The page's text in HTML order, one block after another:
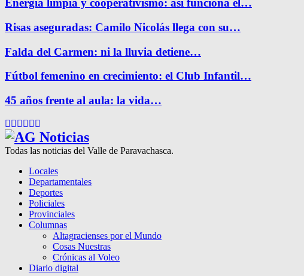
Energía limpia y cooperativismo: así funciona el…
Risas aseguradas: Camilo Nicolás llega con su…
Falda del Carmen: ni la lluvia detiene…
Fútbol femenino en crecimiento: el Club Infantil…
45 años frente al aula: la vida…
Facebook
Twitter
Instagram
Pinterest
Google
Todas las noticias del Valle de Paravachasca.
Locales
Departamentales
Deportes
Policiales
Provinciales
Columnas
Altagracienses por el Mundo
Cosas Nuestras
Crónicas al Voleo
Diario digital